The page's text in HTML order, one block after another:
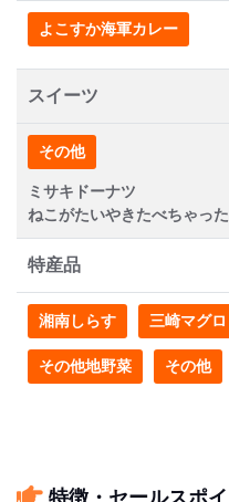
よこすか海軍カレー
スイーツ
その他
ミサキドーナツ
ねこがたいやきたべちゃった
特産品
湘南しらす 三崎マグロ
その他地野菜 その他